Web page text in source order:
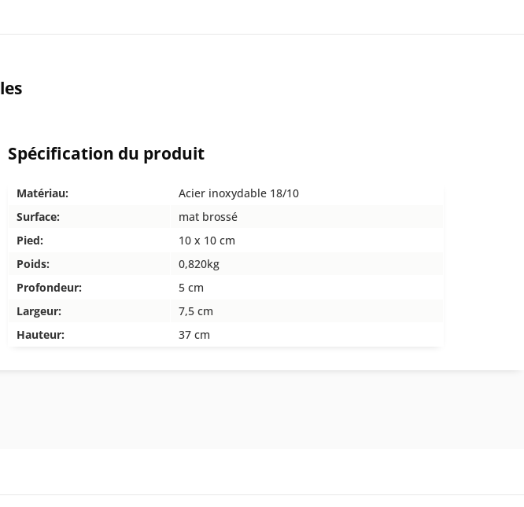
Spécification du produit
Matériau:
Acier inoxydable 18/10
Surface:
mat brossé
Pied:
10 x 10 cm
Poids:
0,820kg
Profondeur:
5 cm
Largeur:
7,5 cm
Hauteur:
37 cm